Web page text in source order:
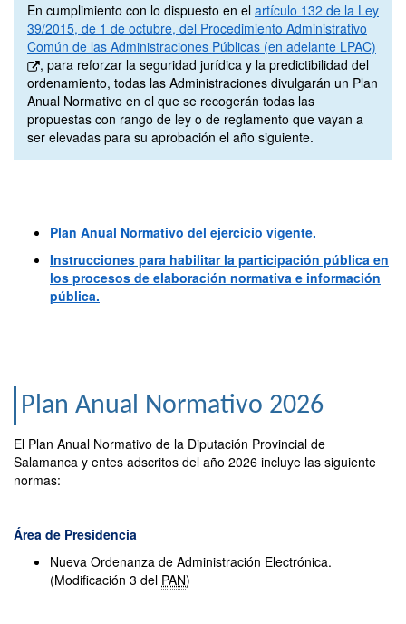
En cumplimiento con lo dispuesto en el artículo 132 de la Ley
39/2015, de 1 de octubre, del Procedimiento Administrativo
Común de las Administraciones Públicas (en adelante LPAC)
, para reforzar la seguridad jurídica y la predictibilidad del
ordenamiento, todas las Administraciones divulgarán un Plan
Anual Normativo en el que se recogerán todas las
propuestas con rango de ley o de reglamento que vayan a
ser elevadas para su aprobación el año siguiente.
Plan Anual Normativo del ejercicio vigente.
Instrucciones para habilitar la participación pública en
los procesos de elaboración normativa e información
pública.
Plan Anual Normativo 2026
El Plan Anual Normativo de la Diputación Provincial de
Salamanca y entes adscritos del año 2026 incluye las siguiente
normas:
Área de Presidencia
Nueva Ordenanza de Administración Electrónica.
(Modificación 3 del PAN)